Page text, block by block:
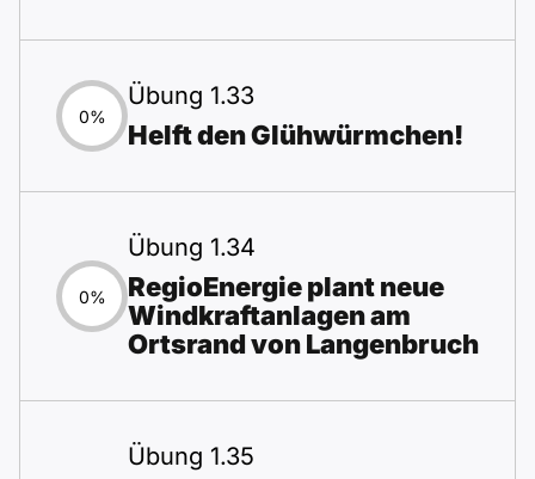
0%
Übung 1.33
Helft den Glühwürmchen!
0%
Übung 1.34
RegioEnergie plant neue
Windkraftanlagen am
Ortsrand von Langenbruch
Übung 1.35